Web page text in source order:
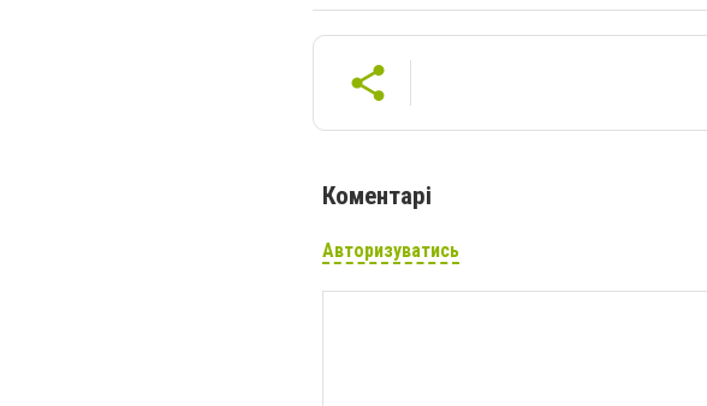
Коментарі
Авторизуватись